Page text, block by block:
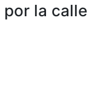
la calle